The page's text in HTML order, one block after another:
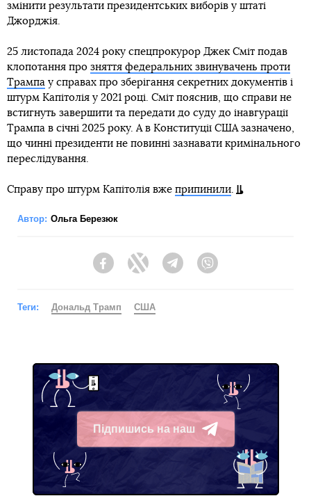
змінити результати президентських виборів у штаті
Джорджія.
25 листопада 2024 року спецпрокурор Джек Сміт подав
клопотання про зняття федеральних звинувачень проти
Трампа у справах про зберігання секретних документів і
штурм Капітолія у 2021 році. Сміт пояснив, що справи не
встигнуть завершити та передати до суду до інавгурації
Трампа в січні 2025 року. А в Конституції США зазначено,
що чинні президенти не повинні зазнавати кримінального
переслідування.
Справу про штурм Капітолія вже припинили.
Автор: Ольга Березюк
FacebookTwitter Telegram
Теги: Дональд Трамп США
Підпишись на наш
Telegram